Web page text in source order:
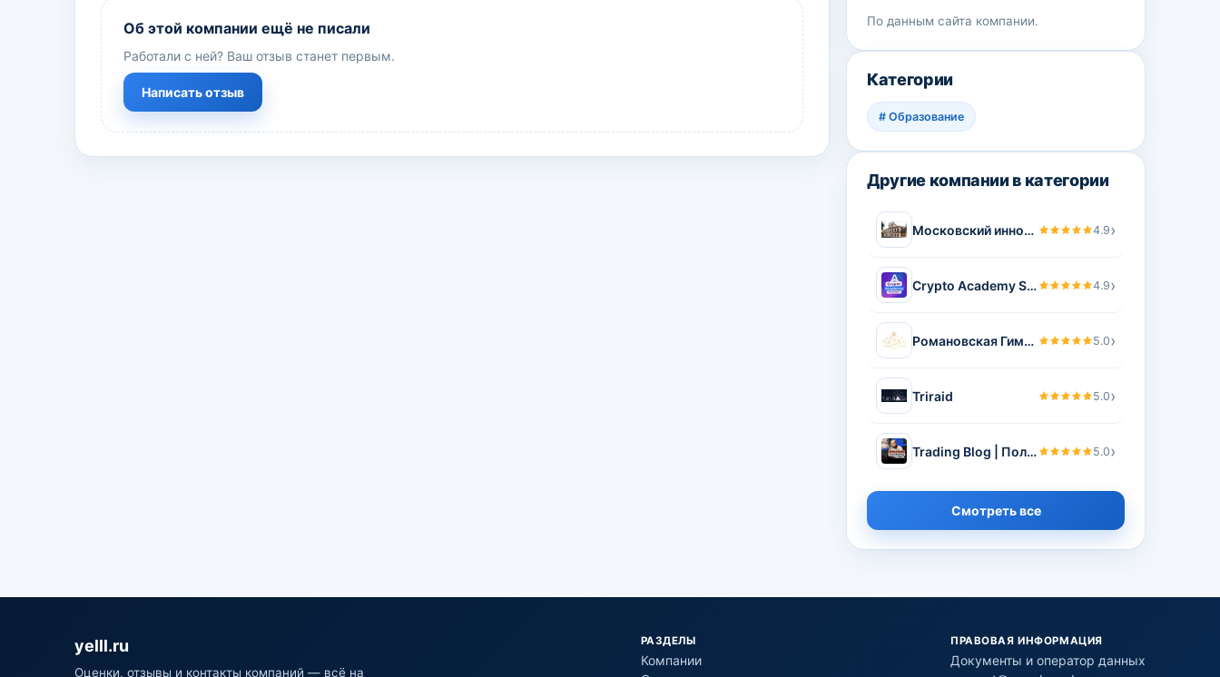
Об этой компании ещё не писали
Работали с ней? Ваш отзыв станет первым.
Написать отзыв
По данным сайта компании.
Категории
# Образование
Другие компании в категории
Московский инновационный университет 4.9›
Crypto Academy SoulTeam 4.9›
Романовская Гимназия 5.0›
Triraid 5.0›
Trading Blog | Полунин Олег – телеграмм канал, блог по трейдингу и криптовалюте Полунина Олега. 5.0›
Смотреть все
yelll.ru
Оценки, отзывы и контакты компаний — всё на
РАЗДЕЛЫ
Компании
ПРАВОВАЯ ИНФОРМАЦИЯ
Документы и оператор данных